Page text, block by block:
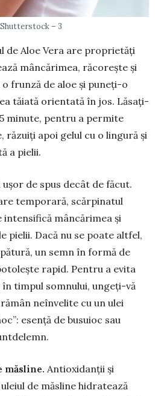
– 3
de Aloe Vera are proprietăți
mâncărimea, răcorește și
frunză de aloe și puneți-o
tăiată orientată în jos. Lăsați-
minute, pentru a permite
răzuiți apoi gelul cu o lingură și
a pielii.
ușor de spus decât de făcut.
temporară, scărpinatul
mâncărimea și
pielii. Dacă nu se poate altfel,
un semn în formă de
rapid. Pentru a evita
timpul somnului, ungeți-vă
neînvelite cu un ulei
esență de busuioc sau
măsline. Antioxidanții și
de măsline hidratează